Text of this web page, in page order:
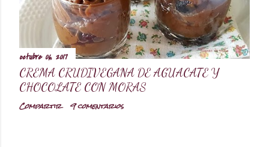
d
a
s
octubre 06, 2017
CREMA CRUDIVEGANA DE AGUACATE Y
CHOCOLATE CON MORAS
Compartir
9 comentarios